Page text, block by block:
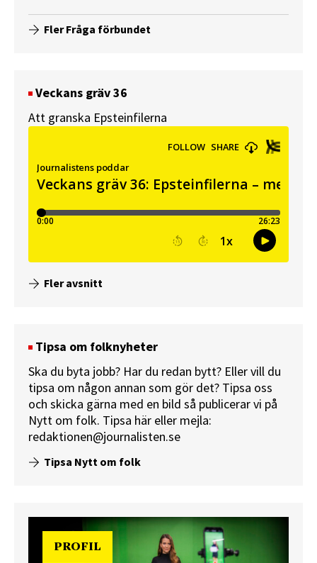
Fler Fråga förbundet
Veckans gräv 36
Att granska Epsteinfilerna
Fler avsnitt
Tipsa om folknyheter
Ska du byta jobb? Har du redan bytt? Eller vill du
tipsa om någon annan som gör det? Tipsa oss
och skicka gärna med en bild så publicerar vi på
Nytt om folk. Tipsa här eller mejla:
redaktionen@journalisten.se
Tipsa Nytt om folk
PROFIL